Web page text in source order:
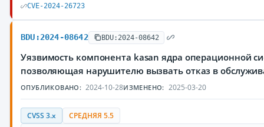
CVE-2024-26723
BDU:2024-08642 BDU:2024-08642
Уязвимость компонента kasan ядра операционной
позволяющая нарушителю вызвать отказ в
ОПУБЛИКОВАНО: 2024-10-28ИЗМЕНЕНО: 2025-03-20
CVSS 3.x СРЕДНЯЯ 5.5